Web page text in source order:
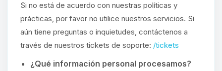
Si no está de acuerdo con nuestras políticas y
prácticas, por favor no utilice nuestros servicios. Si
aún tiene preguntas o inquietudes, contáctenos a
través de nuestros tickets de soporte: /tickets
¿Qué información personal procesamos?